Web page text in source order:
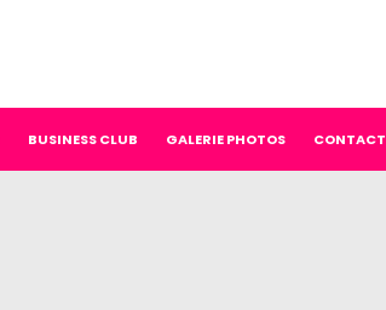
BUSINESS CLUB GALERIE PHOTOS CONTACT